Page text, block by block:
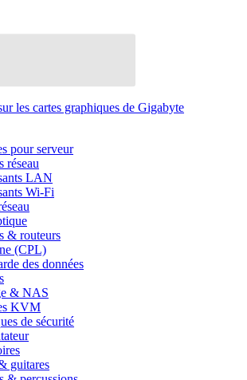
les cartes graphiques de Gigabyte
pour serveur
réseau
LAN
Wi-Fi
& routeurs
(CPL)
des données
& NAS
KVM
de sécurité
guitares